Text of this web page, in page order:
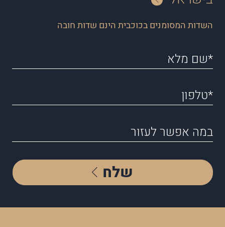
השדות המסומנים בכוכבית הינם שדות חובה
שלח